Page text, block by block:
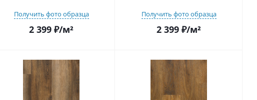
Получить фото образца
2 399 ₽/м²
Получить фото образца
2 399 ₽/м²